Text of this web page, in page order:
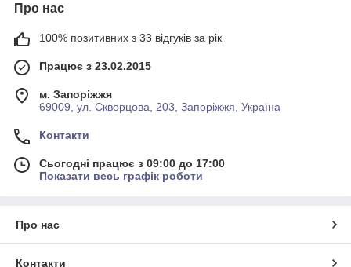
Про нас
100% позитивних з 33 відгуків за рік
Працює з 23.02.2015
м. Запоріжжя
69009, ул. Скворцова, 203, Запоріжжя, Україна
Контакти
Сьогодні працює з 09:00 до 17:00
Показати весь графік роботи
Про нас
Контакти